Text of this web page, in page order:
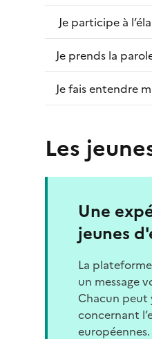
Je participe à
Je prends la
Je fais entendre
Les
Une
jeunes
La plateforme
un message
Chacun peut
concernant
européennes.